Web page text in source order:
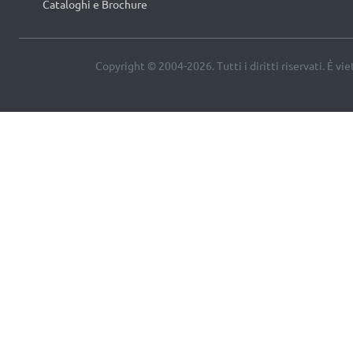
Cataloghi e Brochure
Copyright © 2004-2026. Tutti i diritti riservati. È